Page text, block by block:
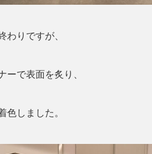
わりですが、
で表面を炙り、
しました。